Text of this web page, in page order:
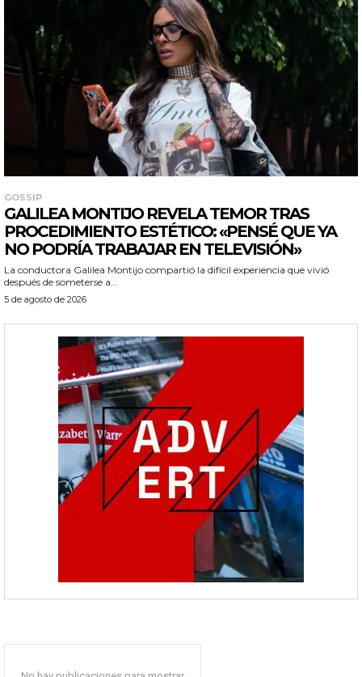
GOSSIP
GALILEA MONTIJO REVELA TEMOR TRAS
PROCEDIMIENTO ESTÉTICO: «PENSÉ QUE YA
NO PODRÍA TRABAJAR EN TELEVISIÓN»
La conductora Galilea Montijo compartió la difícil experiencia que vivió
después de someterse a...
5 de agosto de 2026